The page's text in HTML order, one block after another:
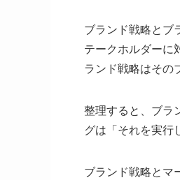
ブランド戦略とブ
テークホルダーに
ランド戦略はその
整理すると、ブラ
グは「それを実行
ブランド戦略とマ